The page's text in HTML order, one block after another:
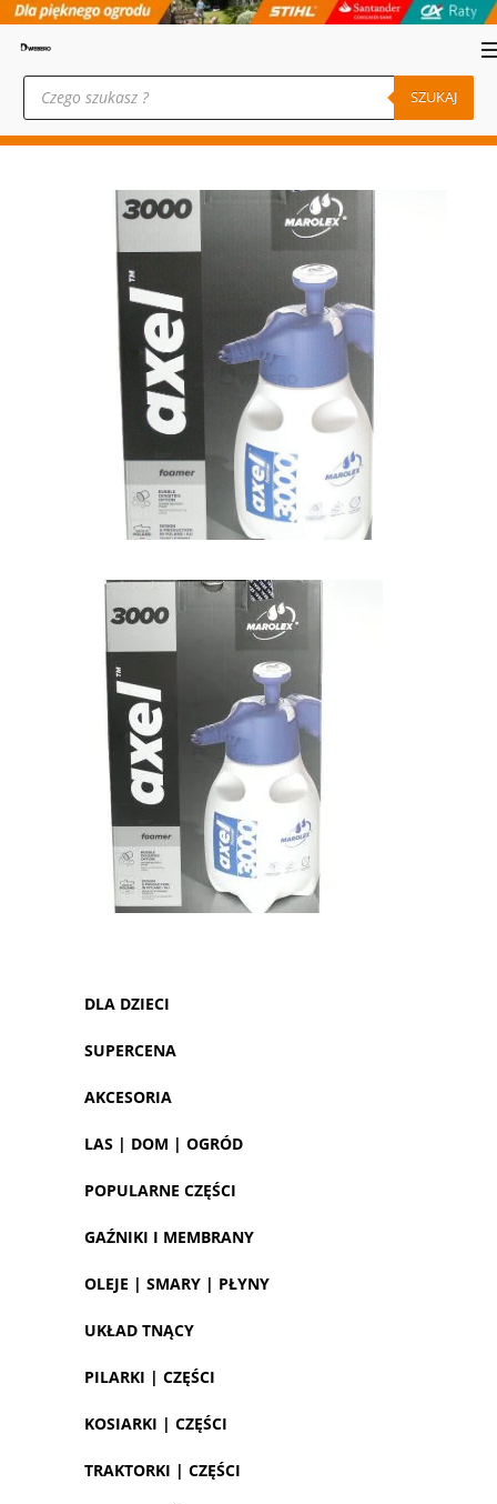
Wyszukiwarka
produktów SZUKAJ
DLA DZIECI
SUPERCENA
AKCESORIA
LAS | DOM | OGRÓD
POPULARNE CZĘŚCI
GAŹNIKI I MEMBRANY
OLEJE | SMARY | PŁYNY
UKŁAD TNĄCY
PILARKI | CZĘŚCI
KOSIARKI | CZĘŚCI
TRAKTORKI | CZĘŚCI